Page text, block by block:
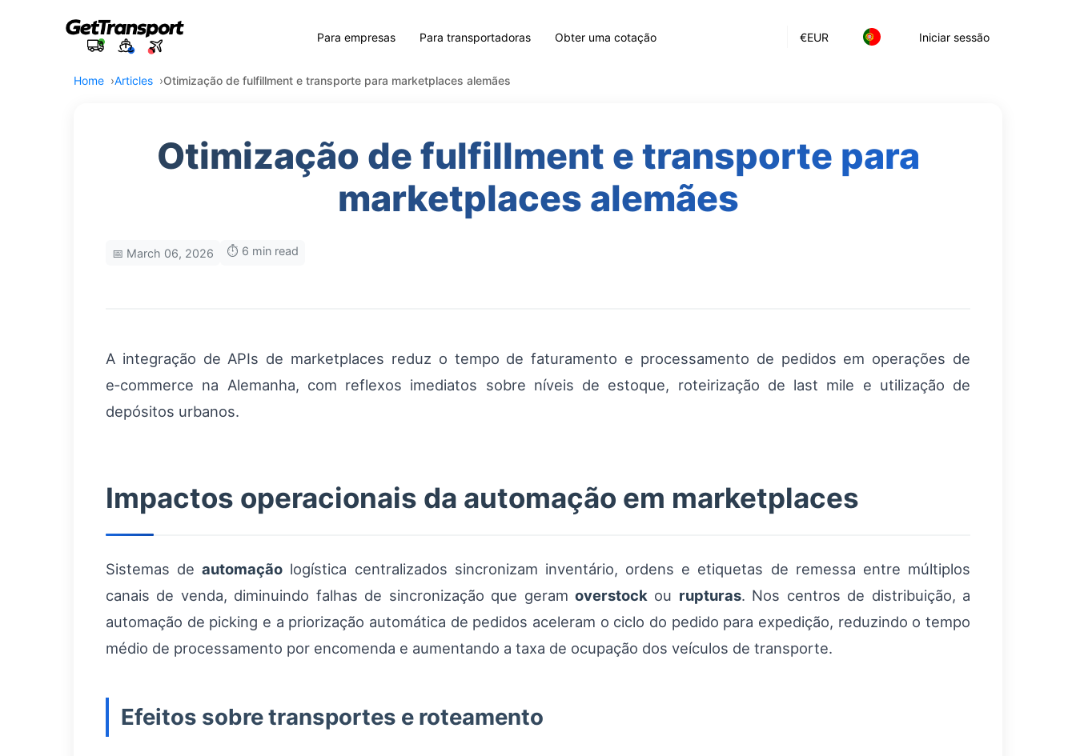
€EUR Iniciar sessão
Para empresas Para transportadoras Obter uma cotação
Home Articles Otimização de fulfillment e transporte para marketplaces alemães
Otimização de fulfillment e transporte para
marketplaces alemães
📅 March 06, 2026 ⏱️ 6 min read
A integração de APIs de marketplaces reduz o tempo de faturamento e processamento de pedidos em operações de
e‑commerce na Alemanha, com reflexos imediatos sobre níveis de estoque, roteirização de last mile e utilização de
depósitos urbanos.
Impactos operacionais da automação em marketplaces
Sistemas deautomação logística centralizados sincronizam inventário, ordens e etiquetas de remessa entre múltiplos
canais de venda, diminuindo falhas de sincronização que geram overstock ou rupturas. Nos centros de distribuição, a
automação de picking e a priorização automática de pedidos aceleram o ciclo do pedido para expedição, reduzindo o tempo
médio de processamento por encomenda e aumentando a taxa de ocupação dos veículos de transporte.
Efeitos sobre transportes e roteamento